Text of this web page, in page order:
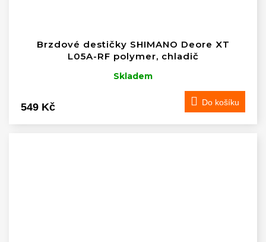
Brzdové destičky SHIMANO Deore XT
L05A-RF polymer, chladič
Skladem
549 Kč Do košíku